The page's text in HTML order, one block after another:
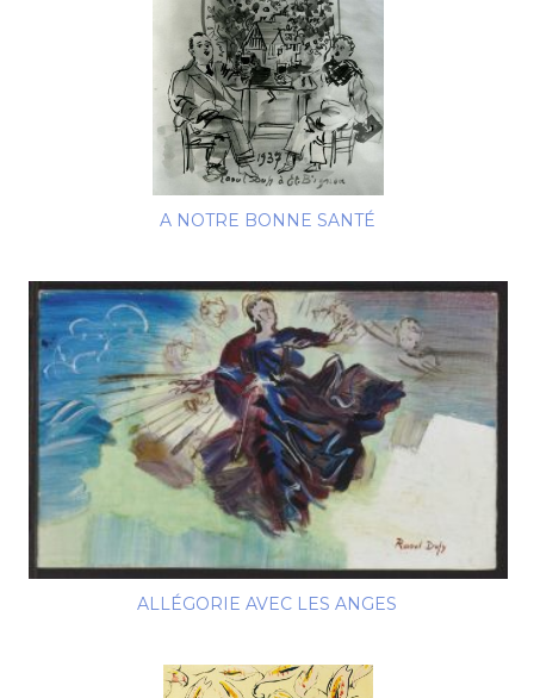
A NOTRE BONNE SANTÉ
ALLÉGORIE AVEC LES ANGES